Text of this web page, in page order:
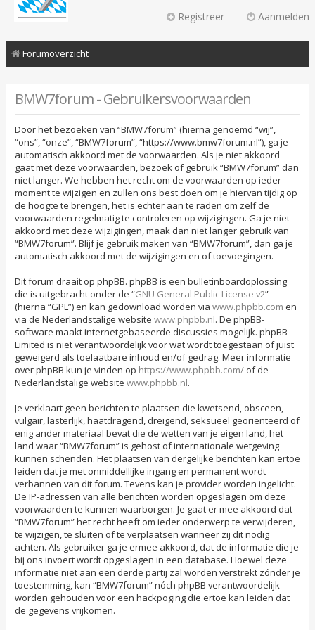
Aanmelden
Registreer
Forumoverzicht
BMW7forum - Gebruikersvoorwaarden
Door het bezoeken van “BMW7forum” (hierna genoemd “wij”,
“ons”, “onze”, “BMW7forum”, “https://www.bmw7forum.nl”), ga je
automatisch akkoord met de voorwaarden. Als je niet akkoord
gaat met deze voorwaarden, bezoek of gebruik “BMW7forum” dan
niet langer. We hebben het recht om de voorwaarden op ieder
moment te wijzigen en zullen ons best doen om je hiervan tijdig op
de hoogte te brengen, het is echter aan te raden om zelf de
voorwaarden regelmatig te controleren op wijzigingen. Ga je niet
akkoord met deze wijzigingen, maak dan niet langer gebruik van
“BMW7forum”. Blijf je gebruik maken van “BMW7forum”, dan ga je
automatisch akkoord met de wijzigingen en of toevoegingen.
Dit forum draait op phpBB. phpBB is een bulletinboardoplossing
die is uitgebracht onder de “GNU General Public License v2”
(hierna “GPL”) en kan gedownload worden via www.phpbb.com en
via de Nederlandstalige website www.phpbb.nl. De phpBB-
software maakt internetgebaseerde discussies mogelijk. phpBB
Limited is niet verantwoordelijk voor wat wordt toegestaan of juist
geweigerd als toelaatbare inhoud en/of gedrag. Meer informatie
over phpBB kun je vinden op https://www.phpbb.com/ of de
Nederlandstalige website www.phpbb.nl.
Je verklaart geen berichten te plaatsen die kwetsend, obsceen,
vulgair, lasterlijk, haatdragend, dreigend, seksueel georiënteerd of
enig ander materiaal bevat die de wetten van je eigen land, het
land waar “BMW7forum” is gehost of internationale wetgeving
kunnen schenden. Het plaatsen van dergelijke berichten kan ertoe
leiden dat je met onmiddellijke ingang en permanent wordt
verbannen van dit forum. Tevens kan je provider worden ingelicht.
De IP-adressen van alle berichten worden opgeslagen om deze
voorwaarden te kunnen waarborgen. Je gaat er mee akkoord dat
“BMW7forum” het recht heeft om ieder onderwerp te verwijderen,
te wijzigen, te sluiten of te verplaatsen wanneer zij dit nodig
achten. Als gebruiker ga je ermee akkoord, dat de informatie die je
bij ons invoert wordt opgeslagen in een database. Hoewel deze
informatie niet aan een derde partij zal worden verstrekt zónder je
toestemming, kan “BMW7forum” nóch phpBB verantwoordelijk
worden gehouden voor een hackpoging die ertoe kan leiden dat
de gegevens vrijkomen.